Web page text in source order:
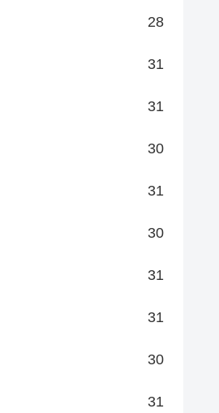
28
31
31
30
31
30
31
31
30
31